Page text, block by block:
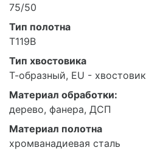
75/50
Тип полотна
T119B
Тип хвостовика
Т-образный, EU - хвостовик
Материал обработки:
дерево, фанера, ДСП
Материал полотна
хромванадиевая сталь